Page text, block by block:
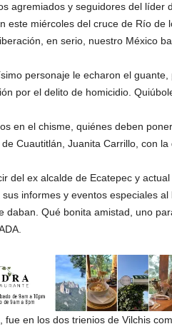
agremiados y seguidores del líder
este miércoles del cruce de Río de
en serio, nuestro México
personaje le echaron el
por el delito de homicidio.
en el chisme, quiénes deben
Cuautitlán, Juanita Carrillo, con
del ex alcalde de Ecatepec y
sus informes y eventos especiales
daban. Qué bonita amistad, uno
fue en los dos trienios de Vilchis